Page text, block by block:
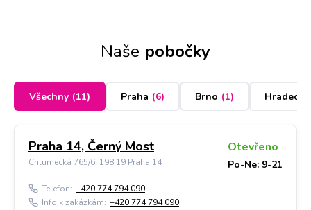
Naše pobočky
Všechny (11) Praha (6) Brno (1) Hradec
Praha 14, Černý Most
Chlumecká 765/6, 198 19 Praha 14
Otevřeno
Po-Ne: 9-21
Telefon: +420 774 794 090
Info k zakázkám: +420 774 794 090